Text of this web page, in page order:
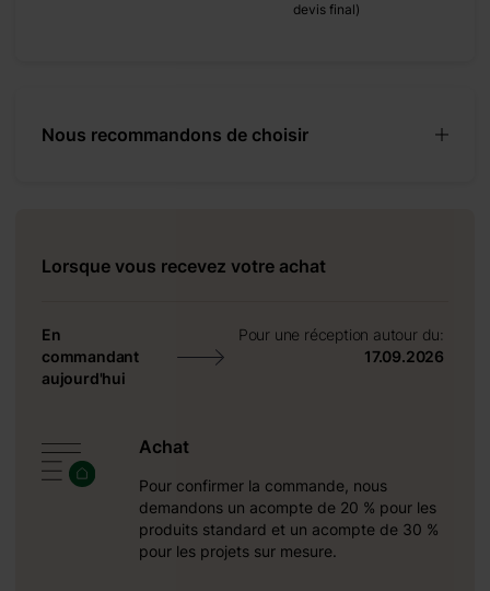
devis final)
Nous recommandons de choisir
Lorsque vous recevez votre achat
En
commandant
aujourd'hui
Pour une réception autour du:
17.09.2026
Achat
Pour confirmer la commande, nous
demandons un acompte de 20 % pour les
produits standard et un acompte de 30 %
pour les projets sur mesure.
d’un
sécurité
des
ordre